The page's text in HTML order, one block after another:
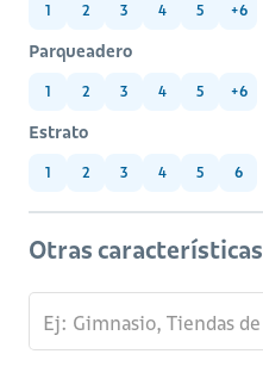
1 2 3 4 5 +6
Parqueadero
1 2 3 4 5 +6
Estrato
1 2 3 4 5 6
Otras características